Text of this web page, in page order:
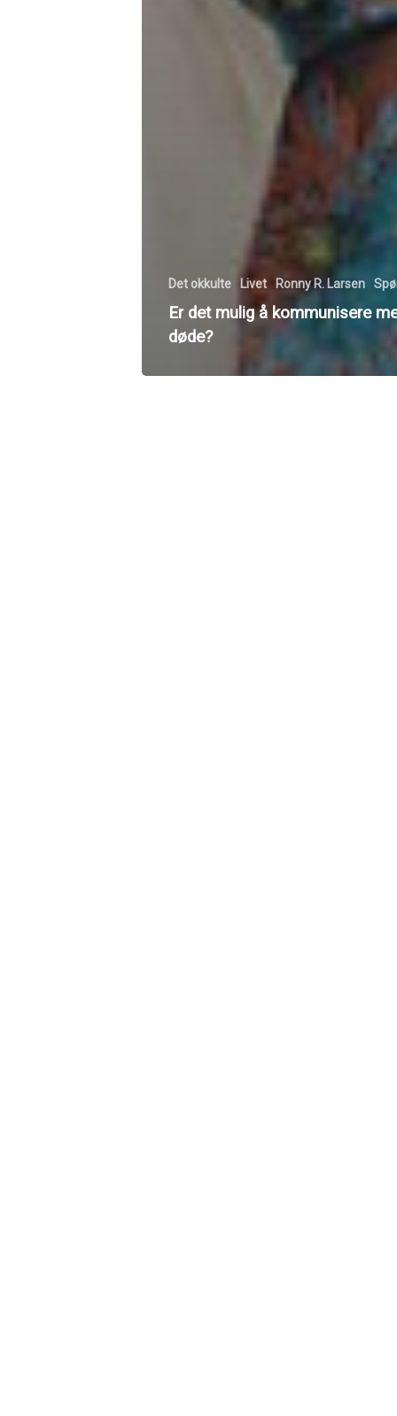
Det okkulte Livet Ronny R. Larsen
Er det mulig å kommunisere
døde?